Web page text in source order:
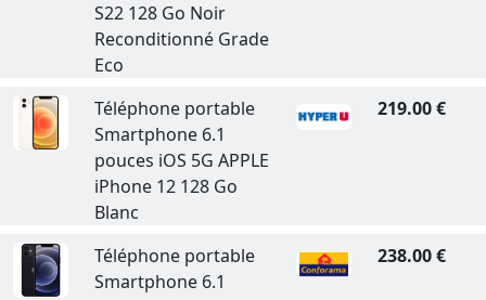
S22 128 Go Noir
Reconditionné Grade
Eco
Téléphone portable
Smartphone 6.1
pouces iOS 5G APPLE
iPhone 12 128 Go
Blanc
219.00 €
Téléphone portable
Smartphone 6.1
238.00 €